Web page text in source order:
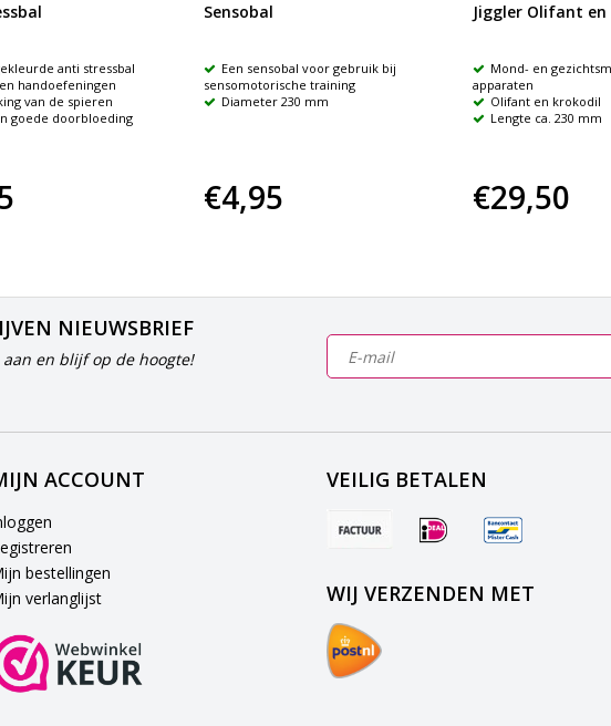
anti stressbal
handoefeningen
van de spieren
goede doorbloeding
Sensobal
Een sensobal voor gebruik bij
sensomotorische training
Diameter 230 mm
€4,95
Jiggler Olifant
Mond- en
apparaten
Olifant en krokodil
Lengte ca. 230 mm
€29,50
NIEUWSBRIEF
en blijf op de hoogte!
ACCOUNT
bestellingen
verlanglijst
VEILIG BETALEN
WIJ VERZENDEN MET